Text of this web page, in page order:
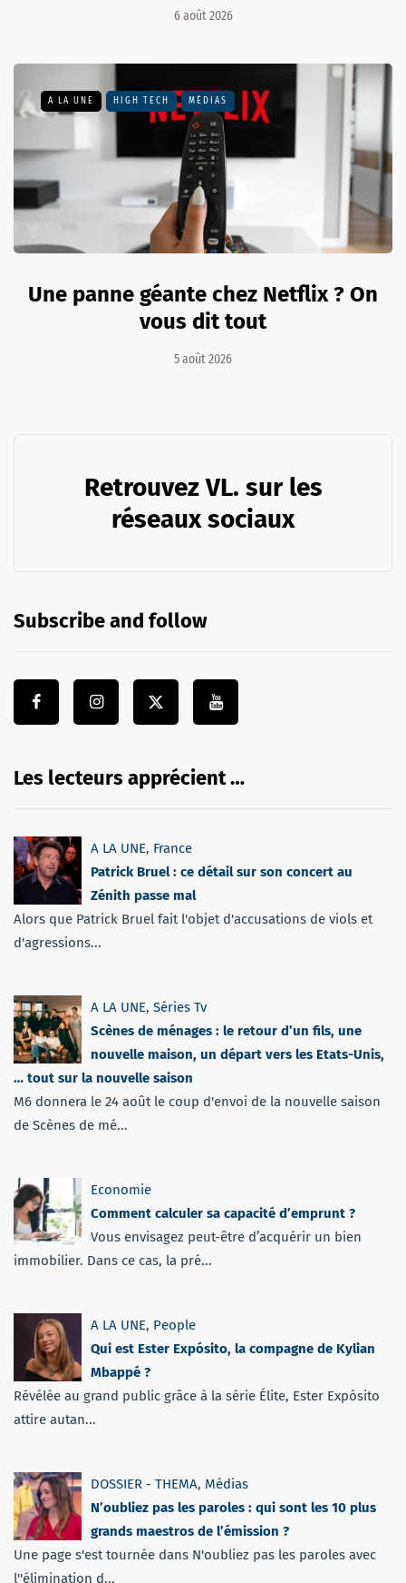
6 août 2026
A LA UNE HIGH TECH MÉDIAS
Une panne géante chez Netflix ? On
vous dit tout
5 août 2026
Retrouvez VL. sur les
réseaux sociaux
Subscribe and follow
Les lecteurs apprécient …
A LA UNE, France
Patrick Bruel : ce détail sur son concert au
Zénith passe mal
Alors que Patrick Bruel fait l'objet d'accusations de viols et
d'agressions...
A LA UNE, Séries Tv
Scènes de ménages : le retour d’un fils, une
nouvelle maison, un départ vers les Etats-Unis,
… tout sur la nouvelle saison
M6 donnera le 24 août le coup d'envoi de la nouvelle saison
de Scènes de mé...
Economie
Comment calculer sa capacité d’emprunt ?
Vous envisagez peut-être d’acquérir un bien
immobilier. Dans ce cas, la pré...
A LA UNE, People
Qui est Ester Expósito, la compagne de Kylian
Mbappé ?
Révélée au grand public grâce à la série Élite, Ester Expósito
attire autan...
DOSSIER - THEMA, Médias
N’oubliez pas les paroles : qui sont les 10 plus
grands maestros de l’émission ?
Une page s'est tournée dans N'oubliez pas les paroles avec
l''élimination d...